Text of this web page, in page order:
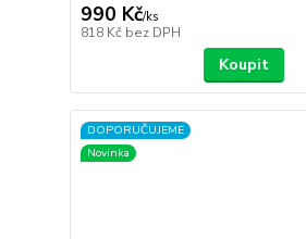
990 Kč/ks
818 Kč bez DPH
Koupit
DOPORUČUJEME
Novinka